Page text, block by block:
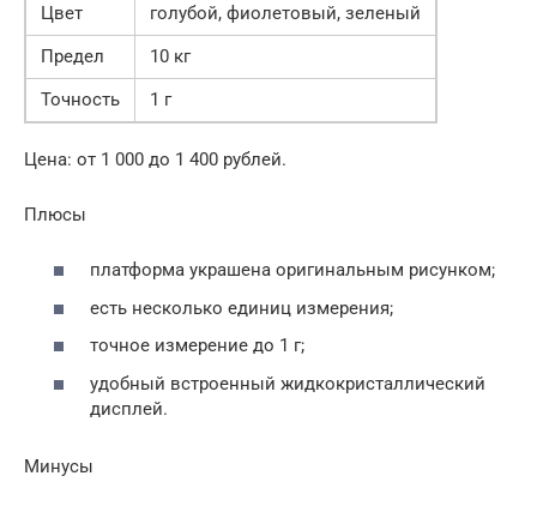
Цвет
голубой, фиолетовый, зеленый
Предел
10 кг
Точность
1 г
Цена: от 1 000 до 1 400 рублей.
Плюсы
платформа украшена оригинальным рисунком;
есть несколько единиц измерения;
точное измерение до 1 г;
удобный встроенный жидкокристаллический
дисплей.
Минусы